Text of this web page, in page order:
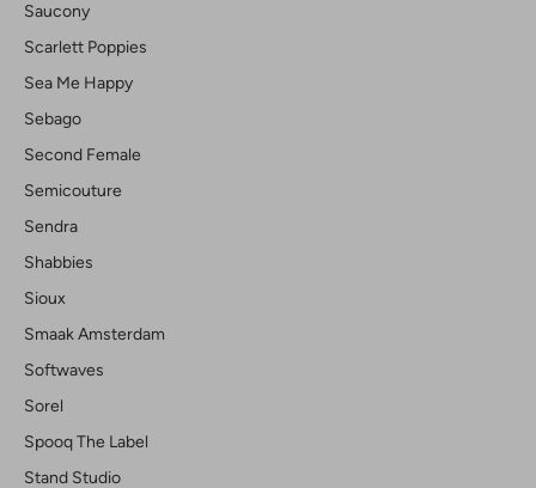
Saucony
Scarlett Poppies
Sea Me Happy
Sebago
Second Female
Semicouture
Sendra
Shabbies
Sioux
Smaak Amsterdam
Softwaves
Sorel
Spooq The Label
Stand Studio